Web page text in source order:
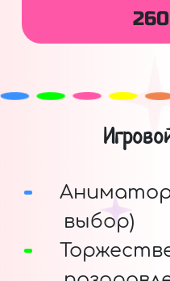
выбор)